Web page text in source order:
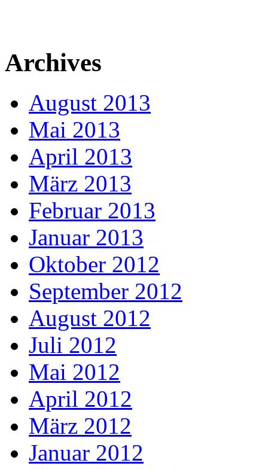
Archives
August 2013
Mai 2013
April 2013
März 2013
Februar 2013
Januar 2013
Oktober 2012
September 2012
August 2012
Juli 2012
Mai 2012
April 2012
März 2012
Januar 2012